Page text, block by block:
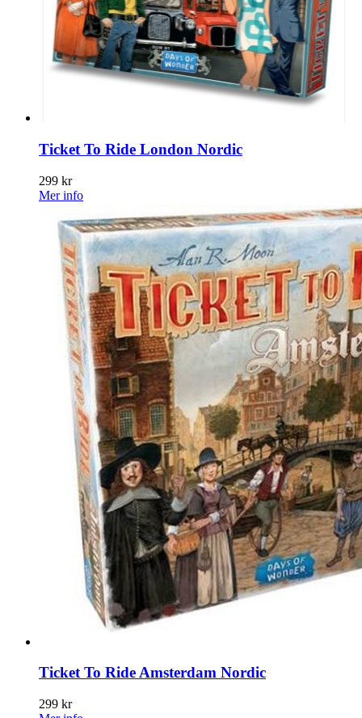
Ticket To Ride London Nordic
299 kr
Mer info
Ticket To Ride Amsterdam Nordic
299 kr